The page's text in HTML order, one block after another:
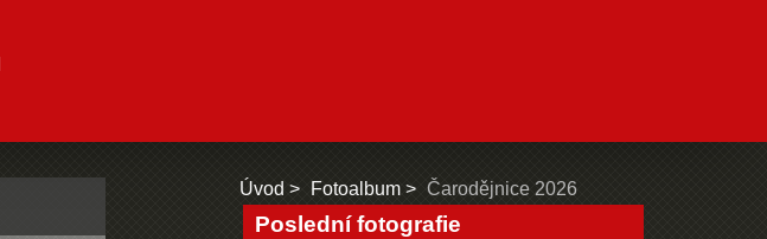
Úvod Fotoalbum Čarodějnice 2026
Poslední fotografie